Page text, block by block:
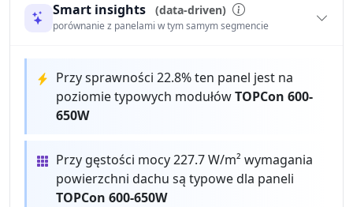
Smart insights (data-driven)
porównanie z panelami w tym samym segmencie
Przy sprawności 22.8% ten panel jest na
poziomie typowych modułówTOPCon 600-
650W
Przy gęstości mocy 227.7 W/m² wymagania
powierzchni dachu są typowe dla paneli
TOPCon 600-650W